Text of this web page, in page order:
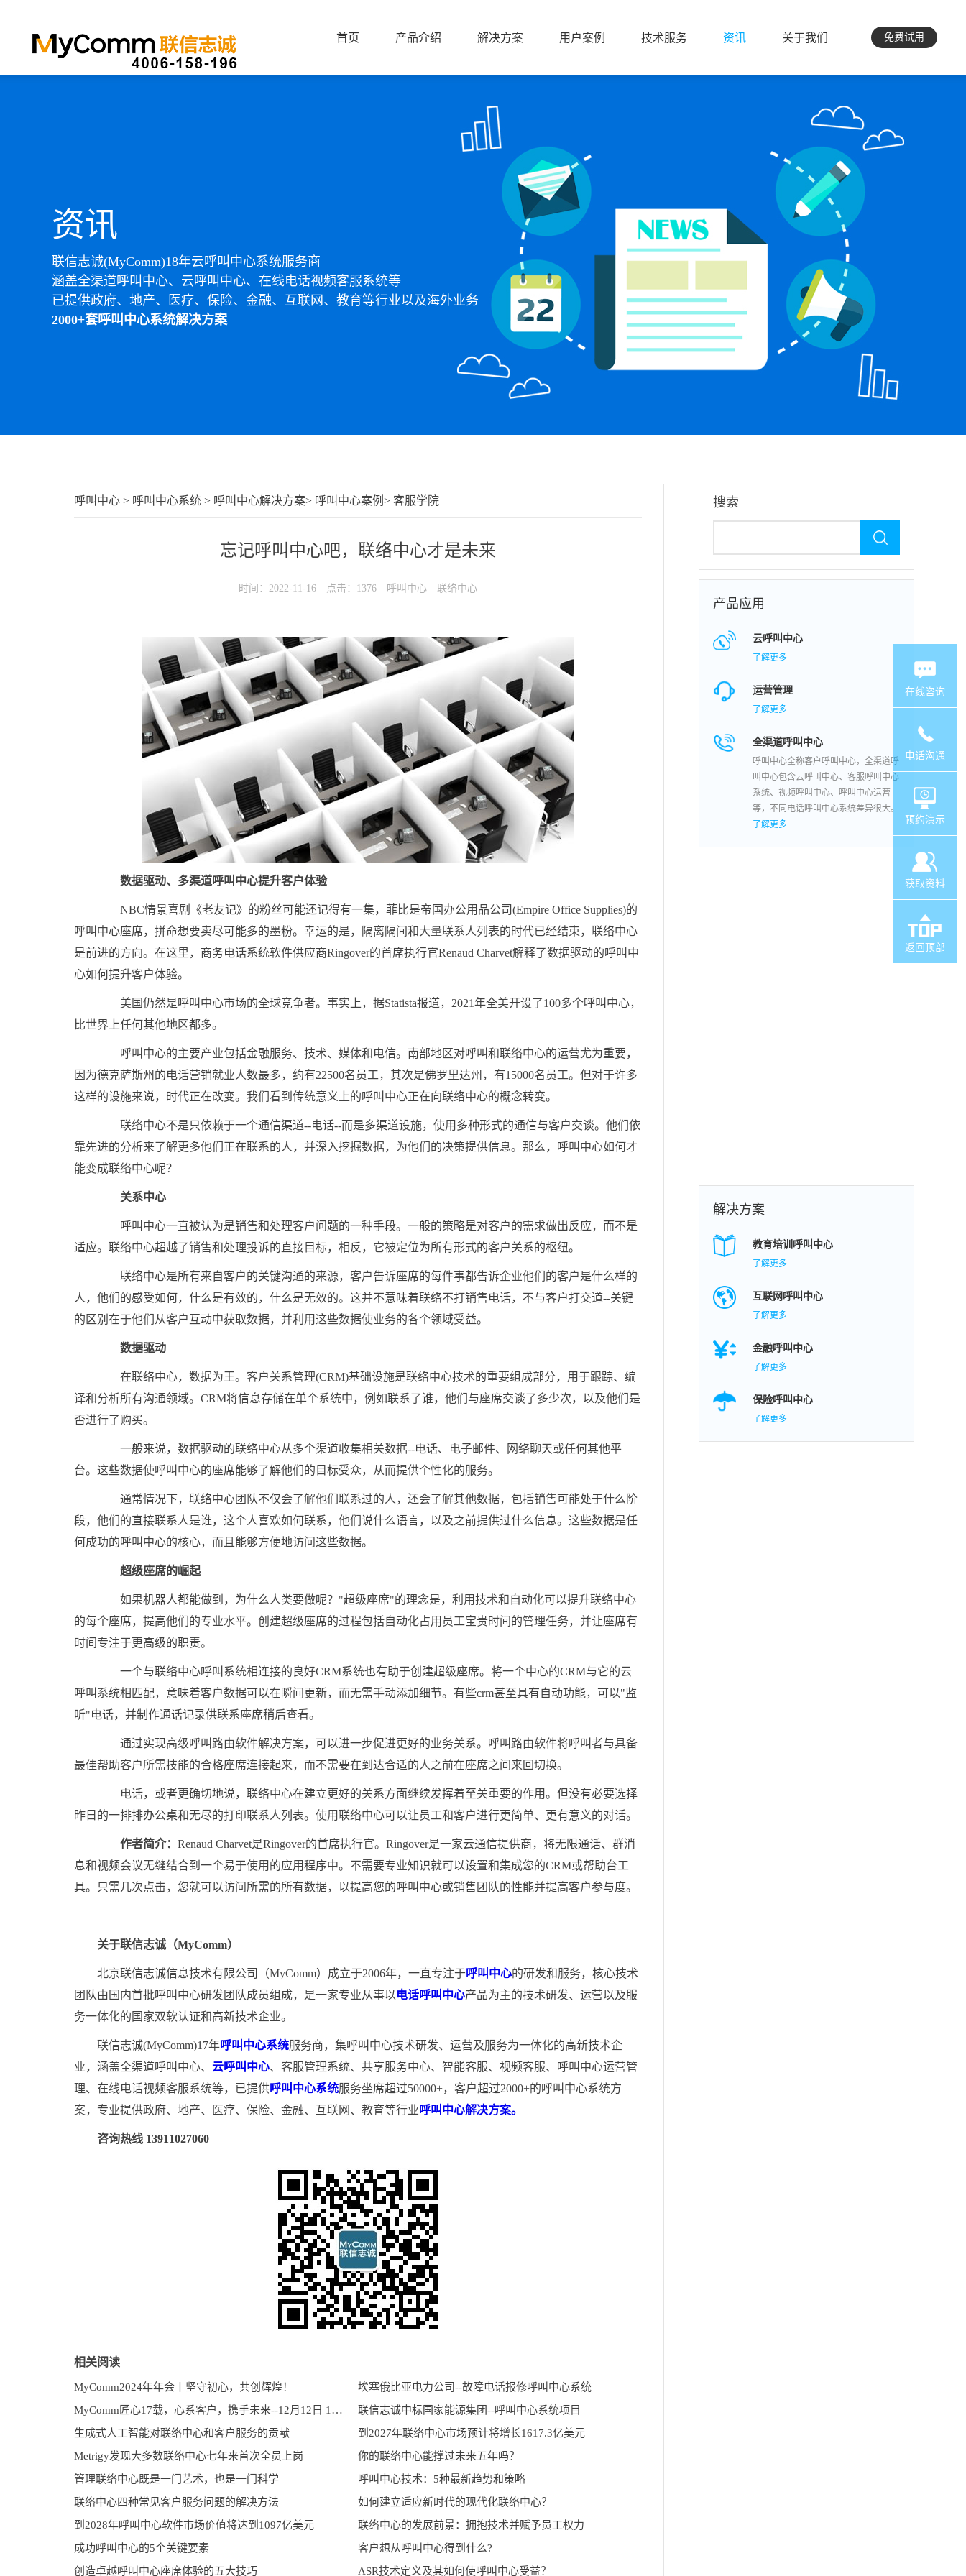
首页 产品介绍 解决方案
解决方案
用户案例 技术服务 资讯 关于我们
关于我们
免费试用
资讯
联信志诚(MyComm)18年云呼叫中心系统服务商
涵盖全渠道呼叫中心、云呼叫中心、在线电话视频客服系统等
已提供政府、地产、医疗、保险、金融、互联网、教育等行业以及海外业务
2000+套呼叫中心系统解决方案
呼叫中心 > 呼叫中心系统 > 呼叫中心解决方案> 呼叫中心案例 > 客服学院
忘记呼叫中心吧，联络中心才是未来
时间：2022-11-16 点击：1376 呼叫中心 联络中心
数据驱动、多渠道呼叫中心提升客户体验
NBC情景喜剧《老友记》的粉丝可能还记得有一集，菲比是帝国办公用品公司(Empire Office Supplies)的
呼叫中心座席，拼命想要卖尽可能多的墨粉。幸运的是，隔离隔间和大量联系人列表的时代已经结束，联络中心
是前进的方向。在这里，商务电话系统软件供应商Ringover的首席执行官Renaud Charvet解释了数据驱动的呼叫中
心如何提升客户体验。
美国仍然是呼叫中心市场的全球竞争者。事实上，据Statista报道，2021年全美开设了100多个呼叫中心，
比世界上任何其他地区都多。
呼叫中心的主要产业包括金融服务、技术、媒体和电信。南部地区对呼叫和联络中心的运营尤为重要，
因为德克萨斯州的电话营销就业人数最多，约有22500名员工，其次是佛罗里达州，有15000名员工。但对于许多
这样的设施来说，时代正在改变。我们看到传统意义上的呼叫中心正在向联络中心的概念转变。
联络中心不是只依赖于一个通信渠道--电话--而是多渠道设施，使用多种形式的通信与客户交谈。他们依
靠先进的分析来了解更多他们正在联系的人，并深入挖掘数据，为他们的决策提供信息。那么，呼叫中心如何才
能变成联络中心呢？
关系中心
呼叫中心一直被认为是销售和处理客户问题的一种手段。一般的策略是对客户的需求做出反应，而不是
适应。联络中心超越了销售和处理投诉的直接目标，相反，它被定位为所有形式的客户关系的枢纽。
联络中心是所有来自客户的关键沟通的来源，客户告诉座席的每件事都告诉企业他们的客户是什么样的
人，他们的感受如何，什么是有效的，什么是无效的。这并不意味着联络不打销售电话，不与客户打交道--关键
的区别在于他们从客户互动中获取数据，并利用这些数据使业务的各个领域受益。
数据驱动
在联络中心，数据为王。客户关系管理(CRM)基础设施是联络中心技术的重要组成部分，用于跟踪、编
译和分析所有沟通领域。CRM将信息存储在单个系统中，例如联系了谁，他们与座席交谈了多少次，以及他们是
否进行了购买。
一般来说，数据驱动的联络中心从多个渠道收集相关数据--电话、电子邮件、网络聊天或任何其他平
台。这些数据使呼叫中心的座席能够了解他们的目标受众，从而提供个性化的服务。
通常情况下，联络中心团队不仅会了解他们联系过的人，还会了解其他数据，包括销售可能处于什么阶
段，他们的直接联系人是谁，这个人喜欢如何联系，他们说什么语言，以及之前提供过什么信息。这些数据是任
何成功的呼叫中心的核心，而且能够方便地访问这些数据。
超级座席的崛起
如果机器人都能做到，为什么人类要做呢？"超级座席"的理念是，利用技术和自动化可以提升联络中心
的每个座席，提高他们的专业水平。创建超级座席的过程包括自动化占用员工宝贵时间的管理任务，并让座席有
时间专注于更高级的职责。
一个与联络中心呼叫系统相连接的良好CRM系统也有助于创建超级座席。将一个中心的CRM与它的云
呼叫系统相匹配，意味着客户数据可以在瞬间更新，而无需手动添加细节。有些crm甚至具有自动功能，可以"监
听"电话，并制作通话记录供联系座席稍后查看。
通过实现高级呼叫路由软件解决方案，可以进一步促进更好的业务关系。呼叫路由软件将呼叫者与具备
最佳帮助客户所需技能的合格座席连接起来，而不需要在到达合适的人之前在座席之间来回切换。
电话，或者更确切地说，联络中心在建立更好的关系方面继续发挥着至关重要的作用。但没有必要选择
昨日的一排排办公桌和无尽的打印联系人列表。使用联络中心可以让员工和客户进行更简单、更有意义的对话。
作者简介： Renaud Charvet是Ringover的首席执行官。Ringover是一家云通信提供商，将无限通话、群消
息和视频会议无缝结合到一个易于使用的应用程序中。不需要专业知识就可以设置和集成您的CRM或帮助台工
具。只需几次点击，您就可以访问所需的所有数据，以提高您的呼叫中心或销售团队的性能并提高客户参与度。
关于联信志诚（MyComm）
北京联信志诚信息技术有限公司（MyComm）成立于2006年，一直专注于呼叫中心的研发和服务，核心技术
团队由国内首批呼叫中心研发团队成员组成，是一家专业从事以 电话呼叫中心产品为主的技术研发、运营以及服
务一体化的国家双软认证和高新技术企业。
联信志诚(MyComm)17年呼叫中心系统服务商，集呼叫中心技术研发、运营及服务为一体化的高新技术企
业，涵盖全渠道呼叫中心、 云呼叫中心、客服管理系统、共享服务中心、智能客服、视频客服、呼叫中心运营管
理、在线电话视频客服系统等，已提供呼叫中心系统服务坐席超过50000+，客户超过2000+的呼叫中心系统方
案，专业提供政府、地产、医疗、保险、金融、互联网、教育等行业 呼叫中心解决方案。
咨询热线 13911027060
相关阅读
MyComm2024年年会丨坚守初心，共创辉煌！ 埃塞俄比亚电力公司--故障电话报修呼叫中心系统
MyComm匠心17载，心系客户，携手未来--12月12日 17周年庆
联信志诚中标国家能源集团--呼叫中心系统项目
生成式人工智能对联络中心和客户服务的贡献
到2027年联络中心市场预计将增长1617.3亿美元
Metrigy发现大多数联络中心七年来首次全员上岗
你的联络中心能撑过未来五年吗？
管理联络中心既是一门艺术，也是一门科学
呼叫中心技术：5种最新趋势和策略
联络中心四种常见客户服务问题的解决方法
如何建立适应新时代的现代化联络中心？
到2028年呼叫中心软件市场价值将达到1097亿美元
联络中心的发展前景：拥抱技术并赋予员工权力
成功呼叫中心的5个关键要素
客户想从呼叫中心得到什么?
创造卓越呼叫中心座席体验的五大技巧
ASR技术定义及其如何使呼叫中心受益？
搜索
产品应用
云呼叫中心
了解更多
运营管理
了解更多
全渠道呼叫中心
呼叫中心全称客户呼叫中心，全渠道呼
叫中心包含云呼叫中心、客服呼叫中心
系统、视频呼叫中心、呼叫中心运营
等，不同电话呼叫中心系统差异很大。
了解更多
解决方案
教育培训呼叫中心
了解更多
互联网呼叫中心
了解更多
金融呼叫中心
了解更多
保险呼叫中心
了解更多
在线咨询
电话沟通
预约演示
获取资料
返回顶部